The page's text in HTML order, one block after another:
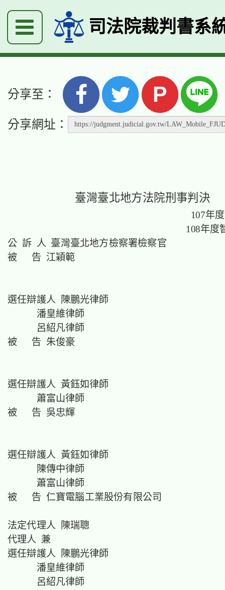
司法院裁判書系
分享至： P
分享網址：
臺灣臺北地方法院刑事判決
107年
108年度
公 訴 人 臺灣臺北地方檢察署檢察官
被 告 江穎範
選任辯護人 陳鵬光律師
潘皇維律師
呂紹凡律師
被 告 朱俊豪
選任辯護人 黃鈺如律師
蕭富山律師
被 告 吳忠輝
選任辯護人 黃鈺如律師
陳傳中律師
蕭富山律師
被 告 仁寶電腦工業股份有限公司
法定代理人 陳瑞聰
代理人 兼
選任辯護人 陳鵬光律師
潘皇維律師
呂紹凡律師